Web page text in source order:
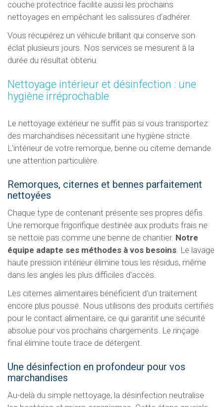
couche protectrice facilite aussi les prochains
nettoyages en empêchant les salissures d'adhérer.
Vous récupérez un véhicule brillant qui conserve son
éclat plusieurs jours. Nos services se mesurent à la
durée du résultat obtenu.
Nettoyage intérieur et désinfection : une
hygiène irréprochable
Le nettoyage extérieur ne suffit pas si vous transportez
des marchandises nécessitant une hygiène stricte.
L'intérieur de votre remorque, benne ou citerne demande
une attention particulière.
Remorques, citernes et bennes parfaitement
nettoyées
Chaque type de contenant présente ses propres défis.
Une remorque frigorifique destinée aux produits frais ne
se nettoie pas comme une benne de chantier. Notre
équipe adapte ses méthodes à vos besoins . Le lavage
haute pression intérieur élimine tous les résidus, même
dans les angles les plus difficiles d'accès.
Les citernes alimentaires bénéficient d'un traitement
encore plus poussé. Nous utilisons des produits certifiés
pour le contact alimentaire, ce qui garantit une sécurité
absolue pour vos prochains chargements. Le rinçage
final élimine toute trace de détergent.
Une désinfection en profondeur pour vos
marchandises
Au-delà du simple nettoyage, la désinfection neutralise